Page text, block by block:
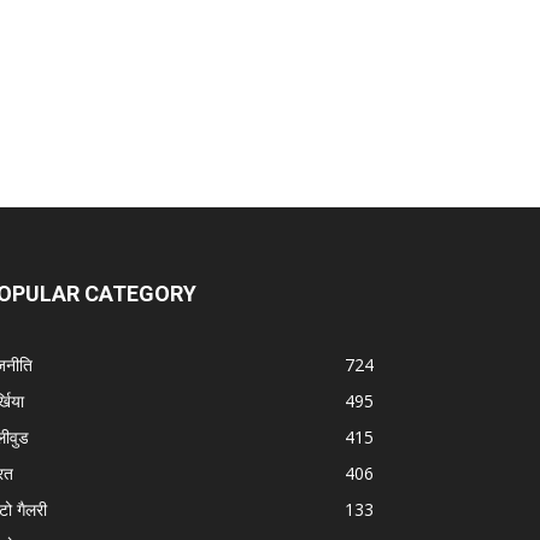
CATEGORY
724
495
415
406
गैलरी
133